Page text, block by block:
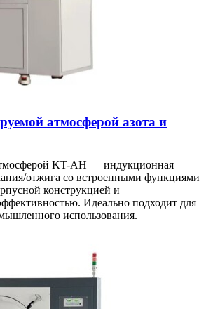
атмосферой азота и
KT-AH — индукционная
отжига со встроенными функциями
конструкцией и
Идеально подходит для
использования.